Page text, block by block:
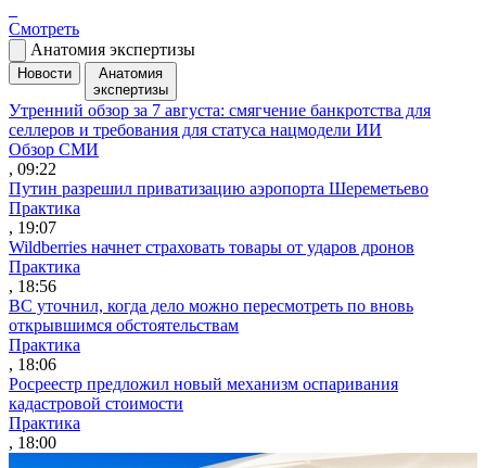
Смотреть
Анатомия экспертизы
Новости
Анатомия
экспертизы
Утренний обзор за 7 августа: смягчение банкротства для
селлеров и требования для статуса нацмодели ИИ
Обзор СМИ
, 09:22
Путин разрешил приватизацию аэропорта Шереметьево
Практика
, 19:07
Wildberries начнет страховать товары от ударов дронов
Практика
, 18:56
ВС уточнил, когда дело можно пересмотреть по вновь
открывшимся обстоятельствам
Практика
, 18:06
Росреестр предложил новый механизм оспаривания
кадастровой стоимости
Практика
, 18:00